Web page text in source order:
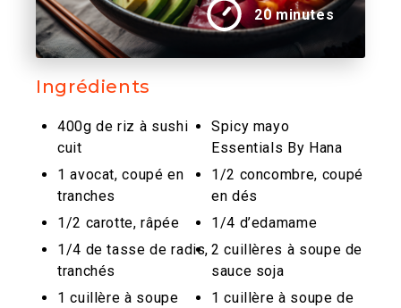
20 minutes
Ingrédients
400g de riz à sushi
cuit
Spicy mayo
Essentials By Hana
1 avocat, coupé en
tranches
1/2 concombre, coupé
en dés
1/2 carotte, râpée
1/4 d’edamame
1/4 de tasse de radis,
tranchés
2 cuillères à soupe de
sauce soja
1 cuillère à soupe
1 cuillère à soupe de